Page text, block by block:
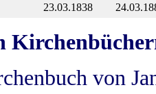
23.03.1838
von